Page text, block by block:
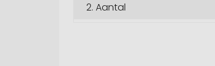
2.Aantal